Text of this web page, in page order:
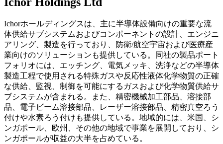
Ichorホールディングスは、主に半導体設備向けの重要な流
体供給サブシステムおよびコンポーネントの設計、エンジニ
アリング、製造を行っており、防衛/航空宇宙および医療産
業向けのソリューションも提供している。同社の製品ポート
フォリオには、エッチング、電気メッキ、洗浄などの半導体
製造工程で使用される特殊ガスや反応性液体化学物質の正確
な供給、監視、制御を可能にするガスおよび化学物質供給サ
ブシステムが含まれる。また、精密機械加工部品、溶接部
品、電子ビーム溶接部品、レーザー溶接部品、精密真空ろう
付けや水素ろう付けも提供している。地域的には、米国、シ
ンガポール、欧州、その他の地域で事業を展開しており、シ
ンガポールが収益の大半を占めている。